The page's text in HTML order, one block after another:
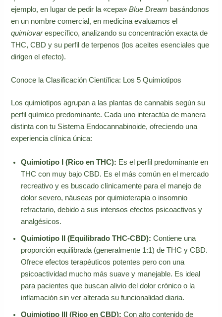
ejemplo, en lugar de pedir la «cepa»Blue Dream basándonos
en un nombre comercial, en medicina evaluamos el
quimiovarespecífico, analizando su concentración exacta de
THC, CBD y su perfil de terpenos (los aceites esenciales que
dirigen el efecto).
Conoce la Clasificación Científica: Los 5 Quimiotipos
Los quimiotipos agrupan a las plantas de cannabis según su
perfil químico predominante. Cada uno interactúa de manera
distinta con tu Sistema Endocannabinoide, ofreciendo una
experiencia clínica única:
Quimiotipo I (Rico en THC): Es el perfil predominante en
THC con muy bajo CBD. Es el más común en el mercado
recreativo y es buscado clínicamente para el manejo de
dolor severo, náuseas por quimioterapia o insomnio
refractario, debido a sus intensos efectos psicoactivos y
analgésicos.
Quimiotipo II (Equilibrado THC-CBD): Contiene una
proporción equilibrada (generalmente 1:1) de THC y CBD.
Ofrece efectos terapéuticos potentes pero con una
psicoactividad mucho más suave y manejable. Es ideal
para pacientes que buscan alivio del dolor crónico o la
inflamación sin ver alterada su funcionalidad diaria.
Quimiotipo III (Rico en CBD): Con alto contenido de